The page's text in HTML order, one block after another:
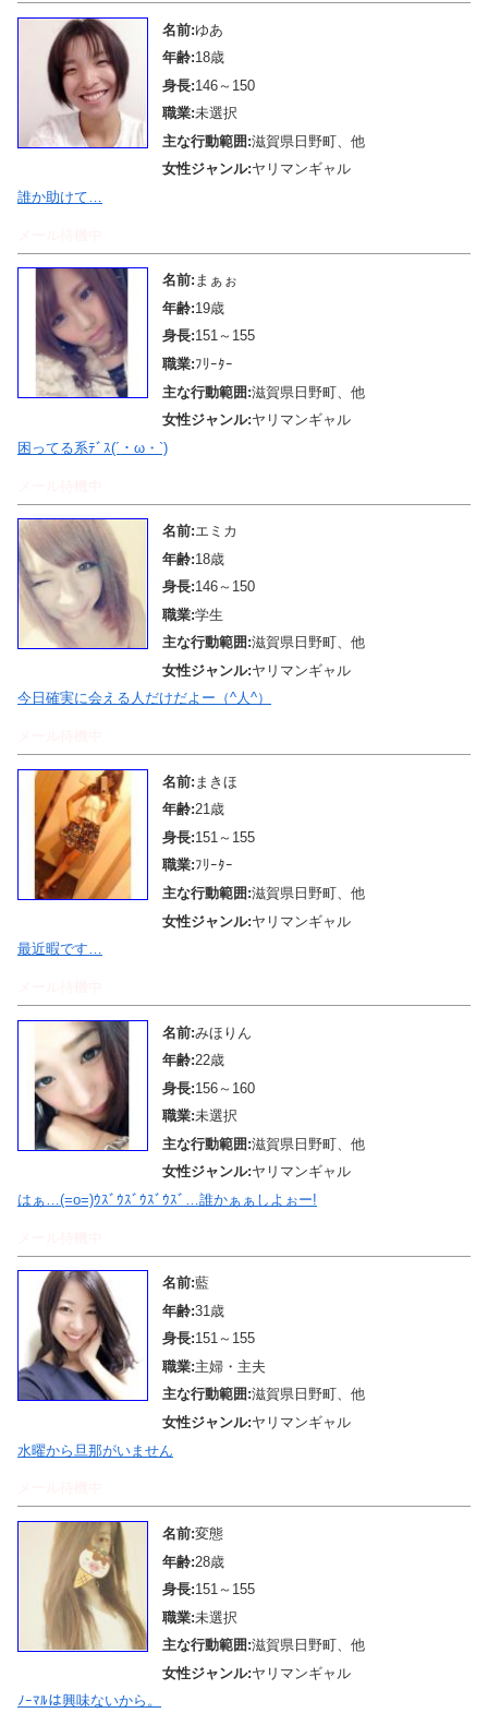
名前:ゆあ
年齢:18歳
身長:146～150
職業:未選択
主な行動範囲:滋賀県日野町、他
女性ジャンル:ヤリマンギャル
誰か助けて…
名前: まぁぉ
年齢:19歳
身長:151～155
職業:ﾌﾘｰﾀｰ
主な行動範囲:滋賀県日野町、他
女性ジャンル:ヤリマンギャル
困ってる系ﾃﾞｽ(´・ω・`)
名前:エミカ
年齢:18歳
身長:146～150
職業:学生
主な行動範囲:滋賀県日野町、他
女性ジャンル:ヤリマンギャル
今日確実に会える人だけだよー（^人^）
名前: まきほ
年齢:21歳
身長:151～155
職業:ﾌﾘｰﾀｰ
主な行動範囲:滋賀県日野町、他
女性ジャンル:ヤリマンギャル
最近暇です…
名前:みほりん
年齢:22歳
身長:156～160
職業:未選択
主な行動範囲:滋賀県日野町、他
女性ジャンル:ヤリマンギャル
はぁ…(=o=)ｳｽﾞｳｽﾞｳｽﾞｳｽﾞ…誰かぁぁしよぉー!
名前:藍
年齢:31歳
身長:151～155
職業:主婦・主夫
主な行動範囲:滋賀県日野町、他
女性ジャンル:ヤリマンギャル
水曜から旦那がいません
名前:変態
年齢:28歳
身長:151～155
職業:未選択
主な行動範囲:滋賀県日野町、他
女性ジャンル:ヤリマンギャル
ﾉｰﾏﾙは興味ないから。